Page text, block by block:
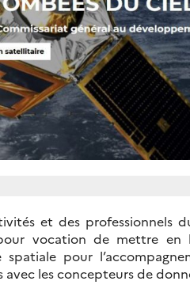
et des professionnels
vocation de mettre en
pour
les concepteurs de